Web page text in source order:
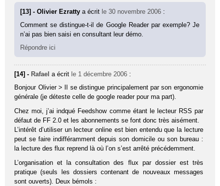
[13] - Olivier Ezrattya écrit le 30 novembre 2006 :
Comment se distingue-t-il de Google Reader par exemple? Je
n’ai pas bien saisi en consultant leur démo.
Répondre ici
[14] - Rafael a écrit le 1 décembre 2006 :
Bonjour Olivier > Il se distingue principalement par son ergonomie
générale (je déteste celle de google reader pour ma part).
Chez moi, j’ai indqué Feedshow comme étant le lecteur RSS par
défaut de FF 2.0 et les abonnements se font donc très aisément.
L’intérêt d’utiliser un lecteur online est bien entendu que la lecture
peut se faire indifféramment depuis son domicile ou son bureau :
la lecture des flux reprend là où l’on s’est arrêté précédemment.
L’organisation et la consultation des flux par dossier est très
pratique (seuls les dossiers contenant de nouveaux messages
sont ouverts). Deux bémols :